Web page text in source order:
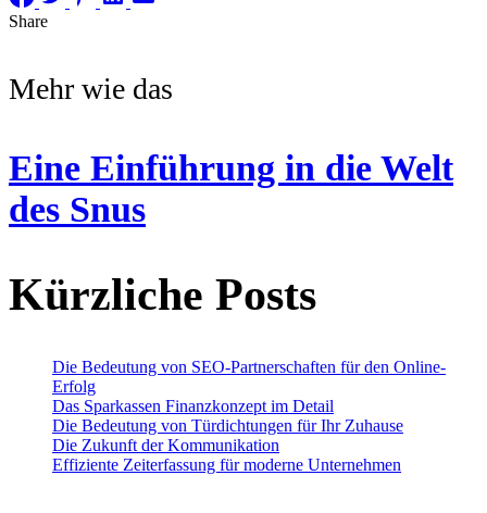
Share
Mehr wie das
Eine Einführung in die Welt
des Snus
Kürzliche Posts
Die Bedeutung von SEO-Partnerschaften für den Online-
Erfolg
Das Sparkassen Finanzkonzept im Detail
Die Bedeutung von Türdichtungen für Ihr Zuhause
Die Zukunft der Kommunikation
Effiziente Zeiterfassung für moderne Unternehmen